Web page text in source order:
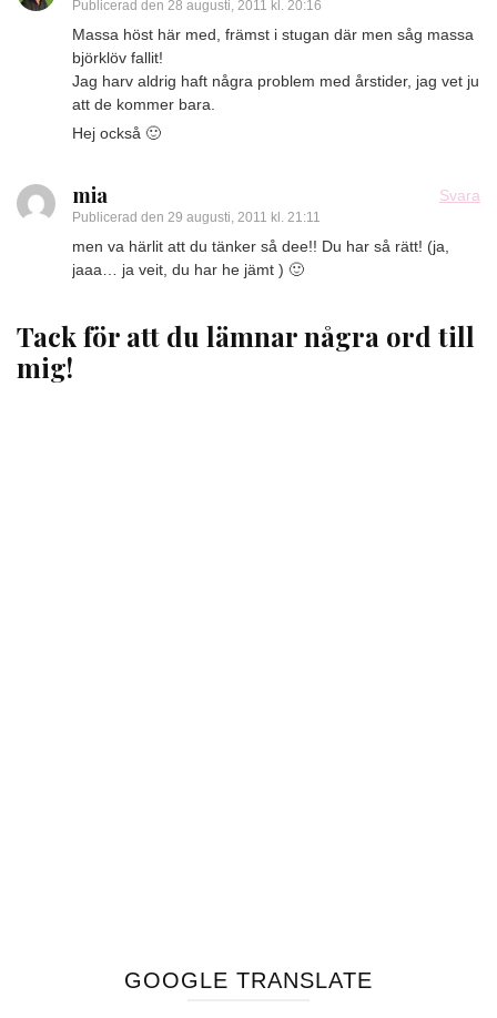
Publicerad den 28 augusti, 2011 kl. 20:16
Massa höst här med, främst i stugan där men såg massa
björklöv fallit!
Jag harv aldrig haft några problem med årstider, jag vet ju
att de kommer bara.
Hej också 🙂
mia
Publicerad den 29 augusti, 2011 kl. 21:11
Svara
men va härlit att du tänker så dee!! Du har så rätt! (ja,
jaaa… ja veit, du har he jämt ) 🙂
Tack för att du lämnar några ord till
mig!
GOOGLE TRANSLATE